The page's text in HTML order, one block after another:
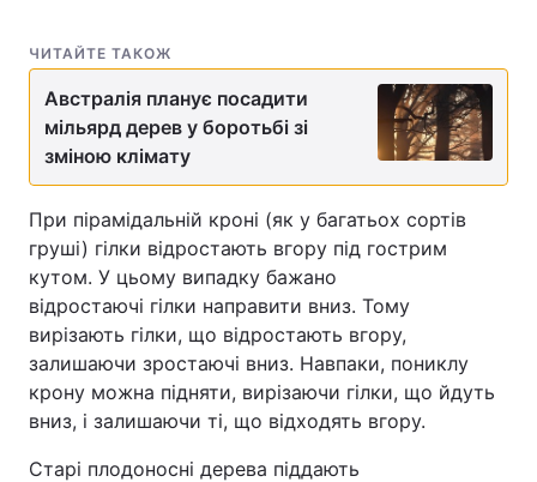
ЧИТАЙТЕ ТАКОЖ
Австралія планує посадити
мільярд дерев у боротьбі зі
зміною клімату
При пірамідальній кроні (як у багатьох сортів
груші) гілки відростають вгору під гострим
кутом. У цьому випадку бажано
відростаючі гілки направити вниз. Тому
вирізають гілки, що відростають вгору,
залишаючи зростаючі вниз. Навпаки, пониклу
крону можна підняти, вирізаючи гілки, що йдуть
вниз, і залишаючи ті, що відходять вгору.
Старі плодоносні дерева піддають